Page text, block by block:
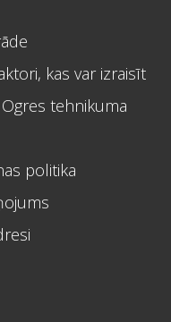
kas var izraisīt
tehnikuma
politika